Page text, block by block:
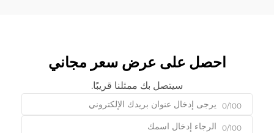
احصل على عرض سعر مجاني
سيتصل بك ممثلنا قريبًا.
0/100
0/100